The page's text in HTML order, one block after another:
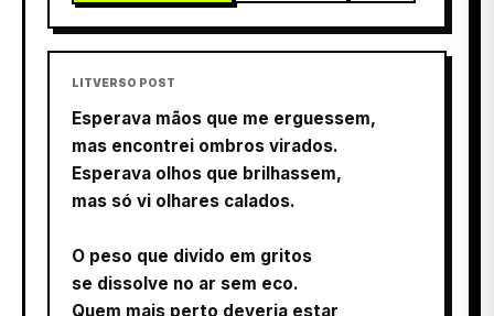
LITVERSO POST
Esperava mãos que me erguessem,
mas encontrei ombros virados.
Esperava olhos que brilhassem,
mas só vi olhares calados.
O peso que divido em gritos
se dissolve no ar sem eco.
Quem mais perto deveria estar